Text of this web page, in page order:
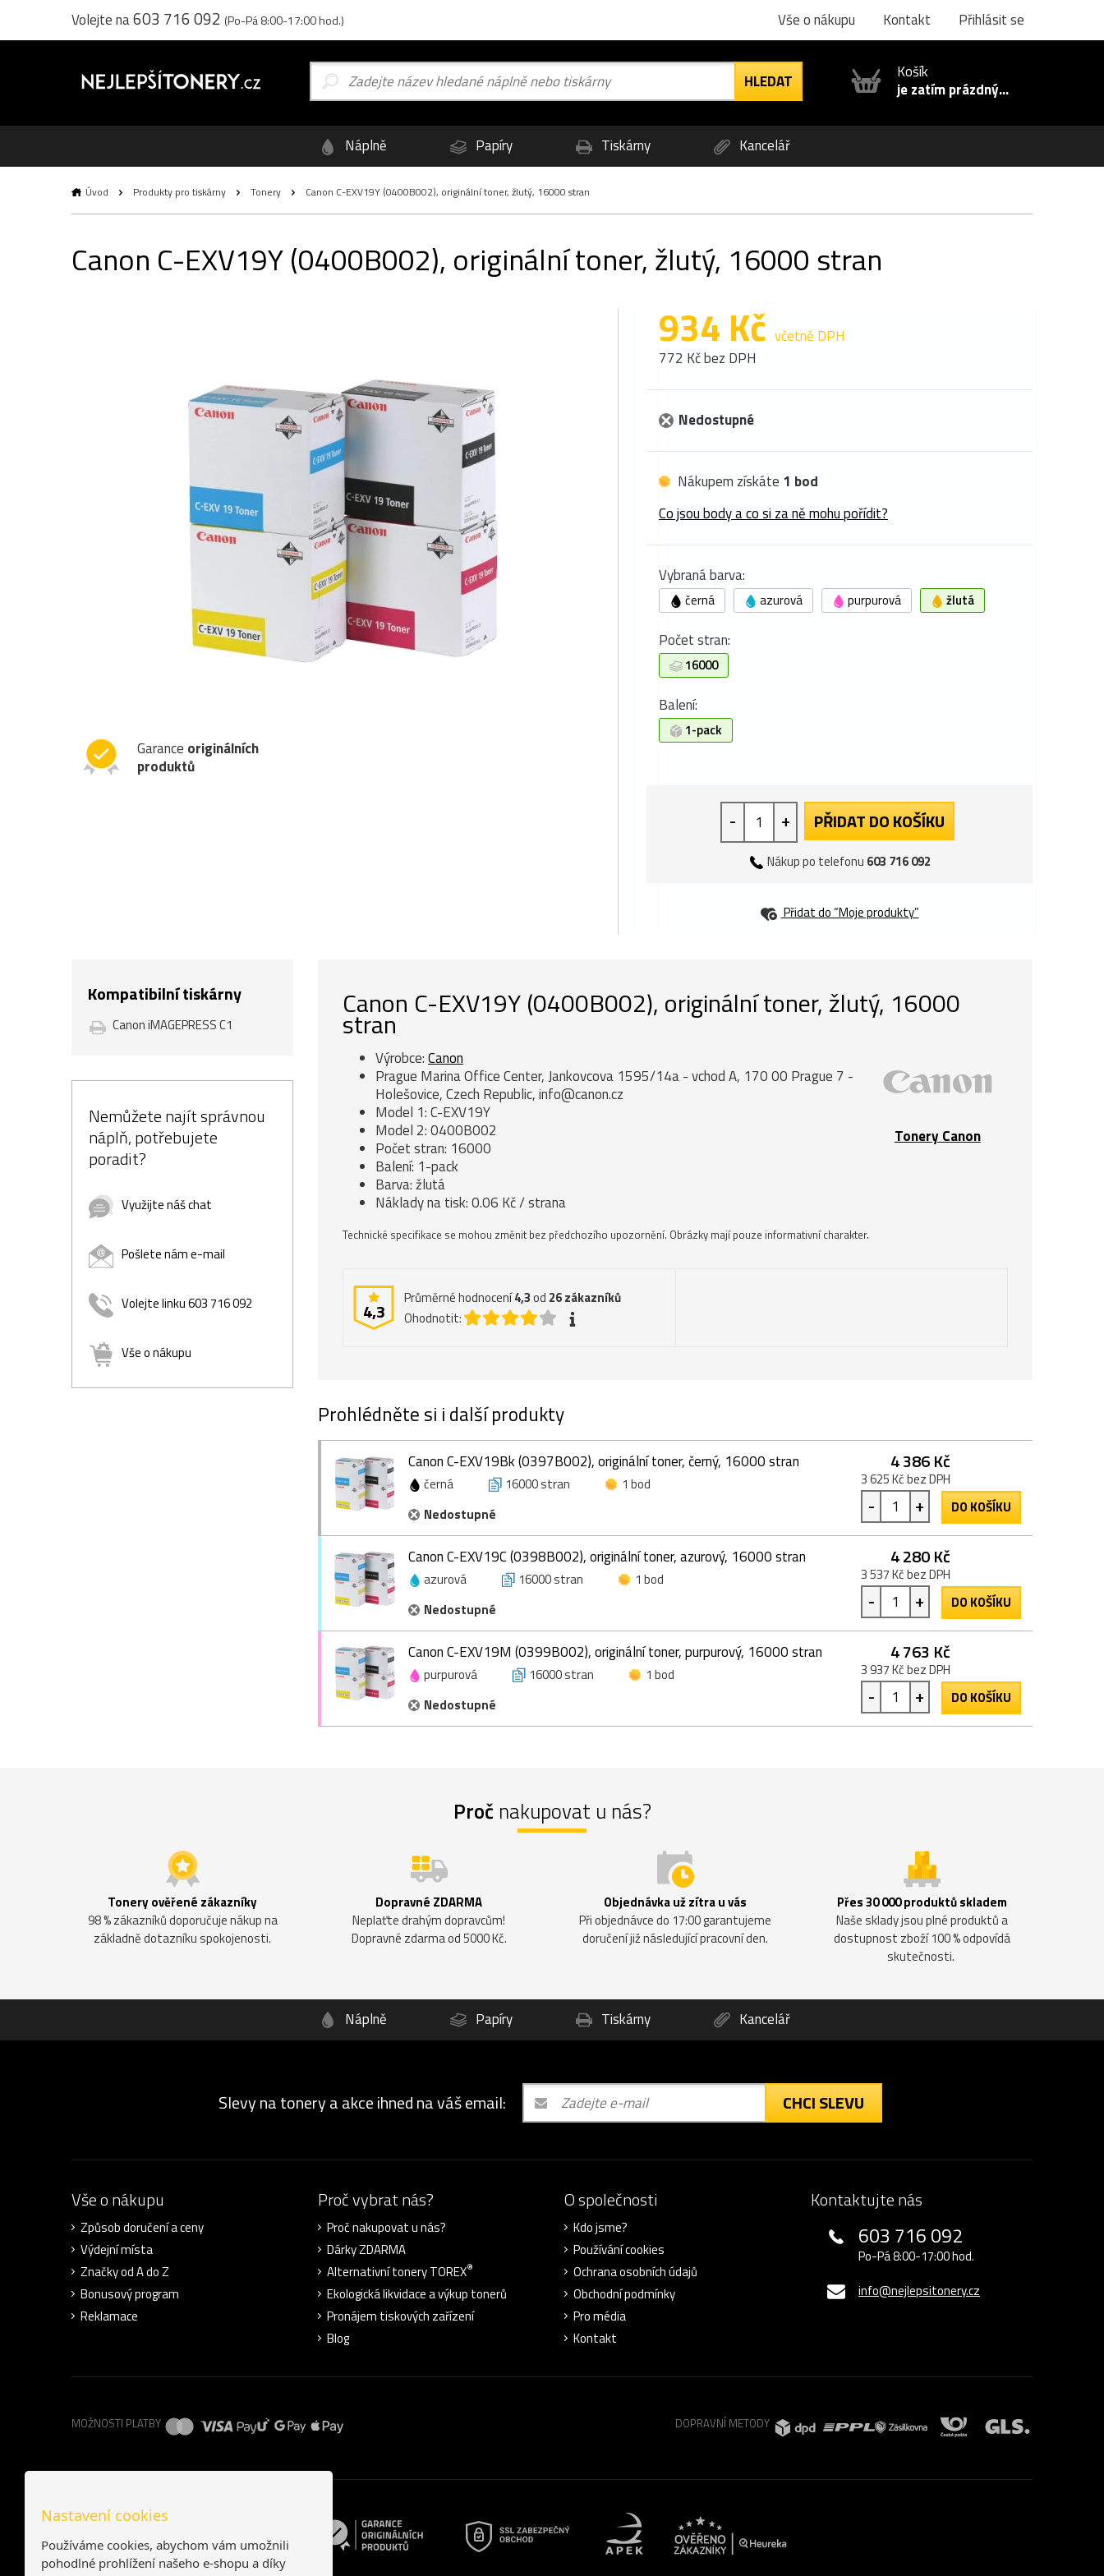
Volejte na603 716 092 (Po-Pá 8:00-17:00 hod.) Vše o nákupu Kontakt Přihlásit se
Košík
je zatím prázdný...
Náplně Papíry Tiskárny Kancelář
Úvod Produkty pro tiskárny Tonery Canon C-EXV19Y (0400B002), originální toner, žlutý, 16000 stran
Canon C-EXV19Y (0400B002), originální toner, žlutý, 16000 stran
Garance originálních
produktů
934 Kč včetně DPH
772 Kč bez DPH
Nedostupné
Nákupem získáte 1 bod
Co jsou body a co si za ně mohu pořídit?
Vybraná barva:
černá azurová purpurová žlutá
Počet stran:
16000
Balení:
1-pack
- + PŘIDAT DO KOŠÍKU
Nákup po telefonu 603 716 092
Přidat do “Moje produkty”
Kompatibilní tiskárny
Canon iMAGEPRESS C1
Nemůžete najít správnou
náplň, potřebujete
poradit?
Využijte náš chat
Pošlete nám e-mail
Volejte linku 603 716 092
Vše o nákupu
Canon C-EXV19Y (0400B002), originální toner, žlutý, 16000
stran
Tonery Canon
Výrobce:Canon
Prague Marina Office Center, Jankovcova 1595/14a - vchod A, 170 00 Prague 7 -
Holešovice, Czech Republic, info@canon.cz
Model 1: C-EXV19Y
Model 2: 0400B002
Počet stran: 16000
Balení: 1-pack
Barva: žlutá
Náklady na tisk: 0.06 Kč / strana
Technické specifikace se mohou změnit bez předchozího upozornění. Obrázky mají pouze informativní charakter.
4,3
Průměrné hodnocení4,3od 26zákazníků
Ohodnotit:
Prohlédněte si i další produkty
Canon C-EXV19Bk (0397B002), originální toner, černý, 16000 stran
černá 16000 stran
1 bod
Nedostupné
4 386 Kč
3 625 Kč bez DPH
- + DO KOŠÍKU
Canon C-EXV19C (0398B002), originální toner, azurový, 16000 stran
azurová 16000 stran
1 bod
Nedostupné
4 280 Kč
3 537 Kč bez DPH
- + DO KOŠÍKU
Canon C-EXV19M (0399B002), originální toner, purpurový, 16000 stran
purpurová 16000 stran
1 bod
Nedostupné
4 763 Kč
3 937 Kč bez DPH
- + DO KOŠÍKU
Proč nakupovat u nás?
Tonery ověřené zákazníky
98 % zákazníků doporučuje nákup na
základně dotazníku spokojenosti.
Dopravné ZDARMA
Neplaťte drahým dopravcům!
Dopravné zdarma od 5000 Kč.
Objednávka už zítra u vás
Při objednávce do 17:00 garantujeme
doručení již následující pracovní den.
Přes 30 000 produktů skladem
Naše sklady jsou plné produktů a
dostupnost zboží 100 % odpovídá
skutečnosti.
Náplně Papíry Tiskárny Kancelář
Slevy na tonery a akce ihned na váš email: CHCI SLEVU
Vše o nákupu
Způsob doručení a ceny
Výdejní místa
Značky od A do Z
Bonusový program
Reklamace
Proč vybrat nás?
Proč nakupovat u nás?
Dárky ZDARMA
Alternativní tonery TOREX®
Ekologická likvidace a výkup tonerů
Pronájem tiskových zařízení
Blog
O společnosti
Kdo jsme?
Používání cookies
Ochrana osobních údajů
Obchodní podmínky
Pro média
Kontakt
Kontaktujte nás
603 716 092
Po-Pá 8:00-17:00 hod.
info@nejlepsitonery.cz
MOŽNOSTI PLATBY DOPRAVNÍ METODY
Nastavení cookies
Používáme cookies, abychom vám umožnili
pohodlné prohlížení našeho e-shopu a díky